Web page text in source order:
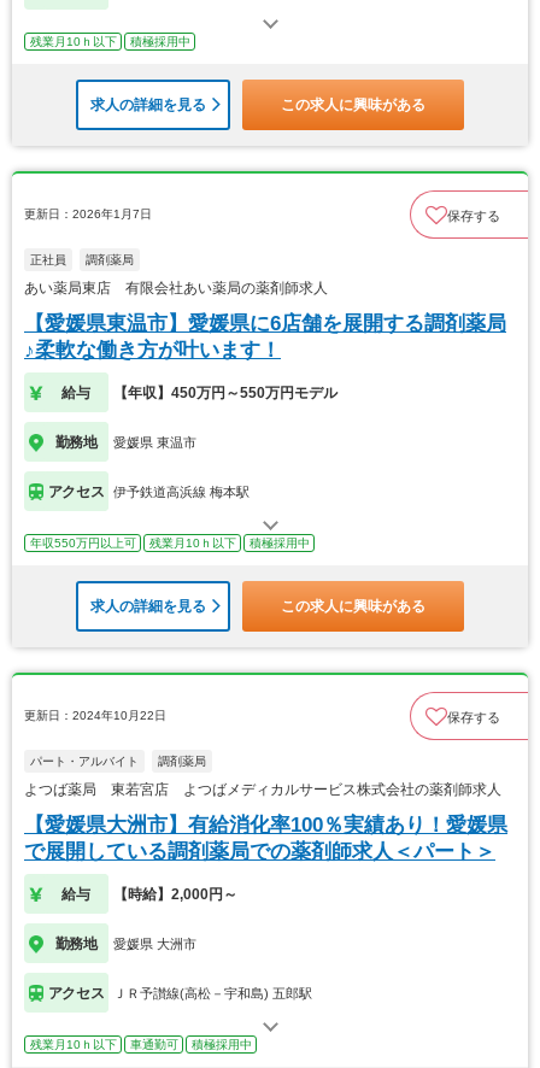
残業月10ｈ以下 積極採用中
求人の詳細を見る この求人に興味がある
更新日：2026年1月7日 保存する
正社員 調剤薬局
あい薬局東店 有限会社あい薬局の薬剤師求人
【愛媛県東温市】愛媛県に6店舗を展開する調剤薬局
♪柔軟な働き方が叶います！
給与 【年収】450万円～550万円モデル
勤務地 愛媛県 東温市
アクセス 伊予鉄道高浜線 梅本駅
年収550万円以上可 残業月10ｈ以下 積極採用中
求人の詳細を見る この求人に興味がある
更新日：2024年10月22日 保存する
パート・アルバイト 調剤薬局
よつば薬局 東若宮店 よつばメディカルサービス株式会社の薬剤師求人
【愛媛県大洲市】有給消化率100％実績あり！愛媛県
で展開している調剤薬局での薬剤師求人＜パート＞
給与 【時給】2,000円～
勤務地 愛媛県 大洲市
アクセス ＪＲ予讃線(高松－宇和島) 五郎駅
残業月10ｈ以下 車通勤可 積極採用中